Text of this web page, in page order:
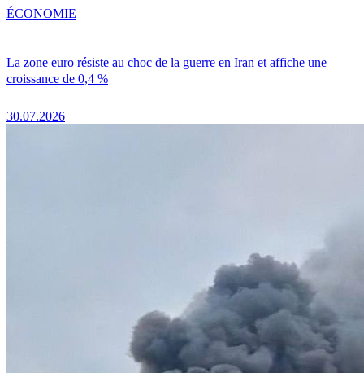
La zone euro résiste au choc de la guerre en Iran et affiche une
croissance de 0,4 %
30.07.2026
ÉCONOMIE